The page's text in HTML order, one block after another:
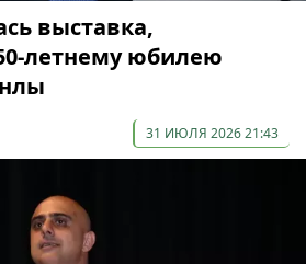
выставка,
летнему юбилею
31 ИЮЛЯ 2026 21:43